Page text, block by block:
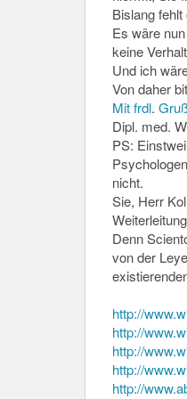
Bislang
Es wäre
keine
Und ich
Von daher
Mit frdl.
Dipl. med.
PS:
nicht.
Sie, Herr
Denn
von der
http://
http://
http://
http://
http://